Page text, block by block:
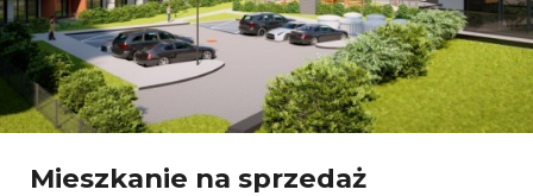
Mieszkanie na sprzedaż